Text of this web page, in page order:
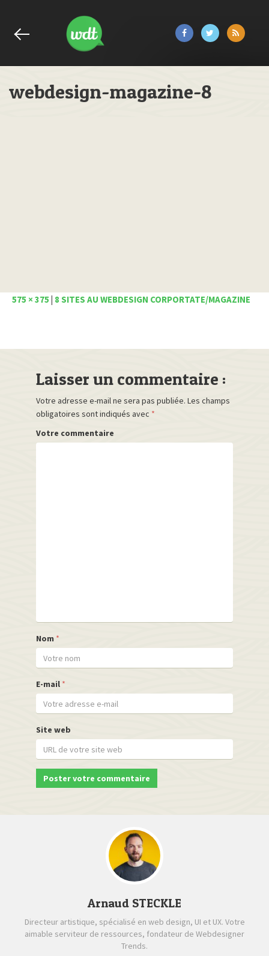
webdesign-magazine-8
575 × 375 8 SITES AU WEBDESIGN CORPORTATE/MAGAZINE
Laisser un commentaire :
Votre adresse e-mail ne sera pas publiée. Les champs
obligatoires sont indiqués avec *
Votre commentaire
Nom *
E-mail *
Site web
Arnaud STECKLE
Directeur artistique, spécialisé en web design, UI et UX. Votre
aimable serviteur de ressources, fondateur de Webdesigner
Trends.